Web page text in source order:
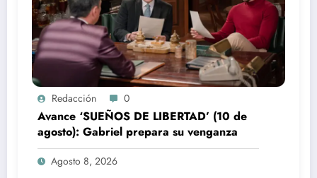
Redacción 0
Avance ‘SUEÑOS DE LIBERTAD’ (10 de
agosto): Gabriel prepara su venganza
Agosto 8, 2026